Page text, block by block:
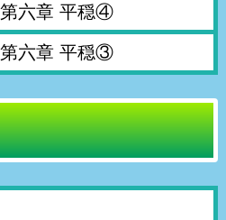
六章 平穏④
六章 平穏③